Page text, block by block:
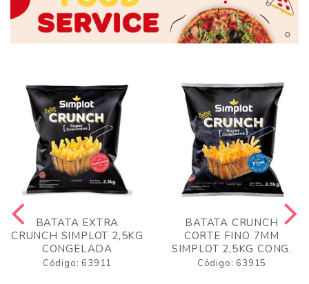
BATATA EXTRA
CRUNCH SIMPLOT 2,5KG
CONGELADA
Código: 63911
BATATA CRUNCH
CORTE FINO 7MM
SIMPLOT 2,5KG CONG.
Código: 63915